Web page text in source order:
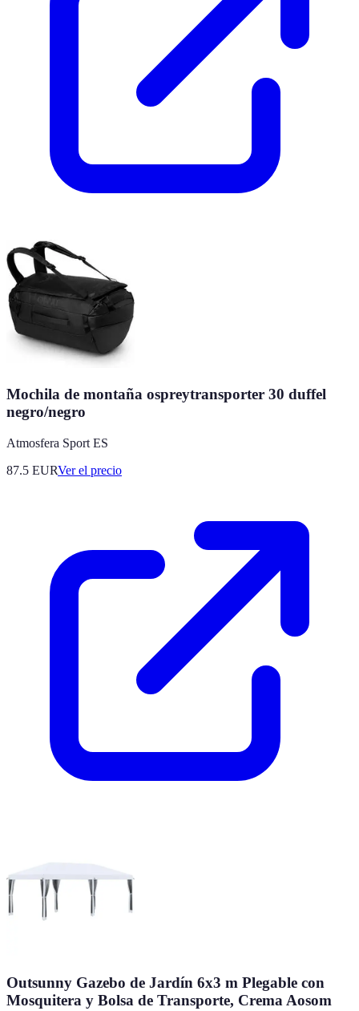
Mochila de montaña ospreytransporter 30 duffel
negro/negro
Atmosfera Sport ES
87.5 EURVer el precio
Outsunny Gazebo de Jardín 6x3 m Plegable con
Mosquitera y Bolsa de Transporte, Crema Aosom